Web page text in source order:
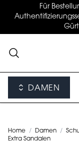
Für
DAMEN
Home / Damen /
Extra Sandalen